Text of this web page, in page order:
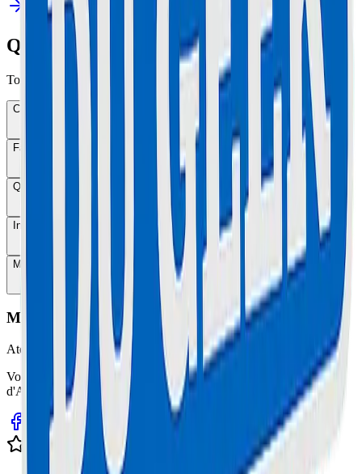
Questions Fréquentes
Tout ce que vous devez savoir sur nos services de réparation.
Combien de temps dure une réparation ?
Faites-vous des devis gratuits ?
Quelle est la garantie sur les réparations ?
Intervenez-vous à domicile ?
Mes données sont-elles conservées ?
Maison Du Geek
Atelier Certifié
Votre expert en réparation informatique et électronique sur la Côte
d'Azur. Service rapide, fiable et garanti.
Avis clients sur Google